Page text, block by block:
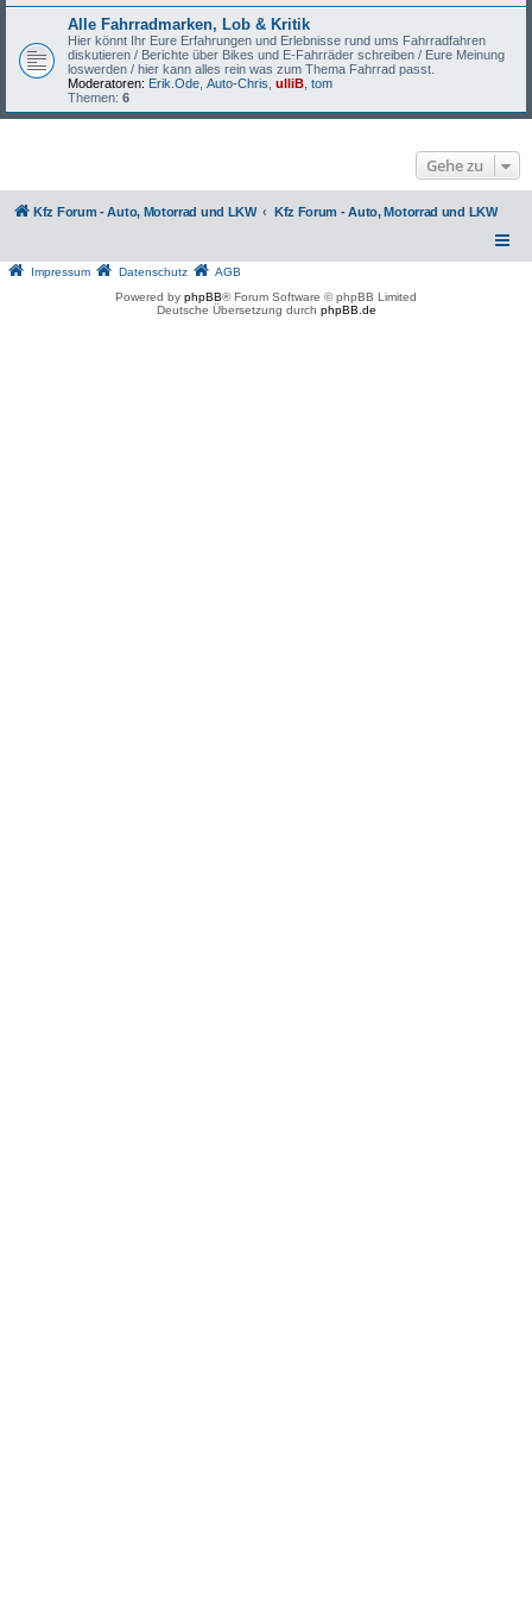
Alle Fahrradmarken, Lob & Kritik
Hier könnt Ihr Eure Erfahrungen und Erlebnisse rund ums Fahrradfahren
diskutieren / Berichte über Bikes und E-Fahrräder schreiben / Eure Meinung
loswerden / hier kann alles rein was zum Thema Fahrrad passt.
Moderatoren: Erik.Ode Auto-Chris ulliB tom
Themen: 6
Gehe zu
Kfz Forum - Auto, Motorrad und LKW Kfz Forum - Auto, Motorrad und LKW
Impressum Datenschutz
AGB
Powered by phpBB® Forum Software © phpBB Limited
Deutsche Übersetzung durch phpBB.de